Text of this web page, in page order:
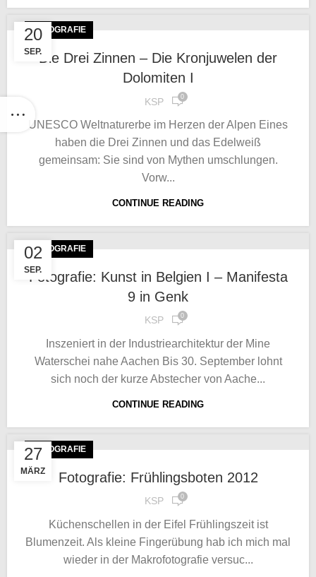
20
SEP.
FOTOGRAFIE
Die Drei Zinnen – Die Kronjuwelen der
Dolomiten I
KSP 0
UNESCO Weltnaturerbe im Herzen der Alpen Eines
haben die Drei Zinnen und das Edelweiß
gemeinsam: Sie sind von Mythen umschlungen.
Vorw...
CONTINUE READING
02
SEP.
FOTOGRAFIE
Fotografie: Kunst in Belgien I – Manifesta
9 in Genk
KSP 0
Inszeniert in der Industriearchitektur der Mine
Waterschei nahe Aachen Bis 30. September lohnt
sich noch der kurze Abstecher von Aache...
CONTINUE READING
27
MÄRZ
FOTOGRAFIE
Fotografie: Frühlingsboten 2012
KSP 0
Küchenschellen in der Eifel Frühlingszeit ist
Blumenzeit. Als kleine Fingerübung hab ich mich mal
wieder in der Makrofotografie versuc...